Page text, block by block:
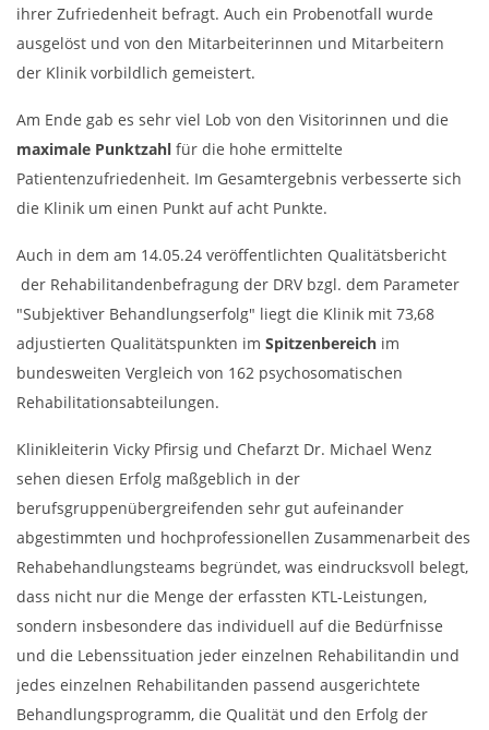
ihrer Zufriedenheit befragt. Auch ein Probenotfall wurde
ausgelöst und von den Mitarbeiterinnen und Mitarbeitern
der Klinik vorbildlich gemeistert.
Am Ende gab es sehr viel Lob von den Visitorinnen und die
maximale Punktzahl für die hohe ermittelte
Patientenzufriedenheit. Im Gesamtergebnis verbesserte sich
die Klinik um einen Punkt auf acht Punkte.
Auch in dem am 14.05.24 veröffentlichten Qualitätsbericht
der Rehabilitandenbefragung der DRV bzgl. dem Parameter
"Subjektiver Behandlungserfolg" liegt die Klinik mit 73,68
adjustierten Qualitätspunkten im Spitzenbereich im
bundesweiten Vergleich von 162 psychosomatischen
Rehabilitationsabteilungen.
Klinikleiterin Vicky Pfirsig und Chefarzt Dr. Michael Wenz
sehen diesen Erfolg maßgeblich in der
berufsgruppenübergreifenden sehr gut aufeinander
abgestimmten und hochprofessionellen Zusammenarbeit des
Rehabehandlungsteams begründet, was eindrucksvoll belegt,
dass nicht nur die Menge der erfassten KTL-Leistungen,
sondern insbesondere das individuell auf die Bedürfnisse
und die Lebenssituation jeder einzelnen Rehabilitandin und
jedes einzelnen Rehabilitanden passend ausgerichtete
Behandlungsprogramm, die Qualität und den Erfolg der